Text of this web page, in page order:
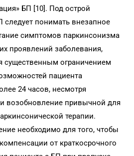
БП [10]. Под острой
следует понимать внезапное
симптомов паркинсонизма
проявлений заболевания,
ограничением
пациента
24 часов, несмотря
возобновление привычной для
терапии.
необходимо для того, чтобы
от краткосрочного